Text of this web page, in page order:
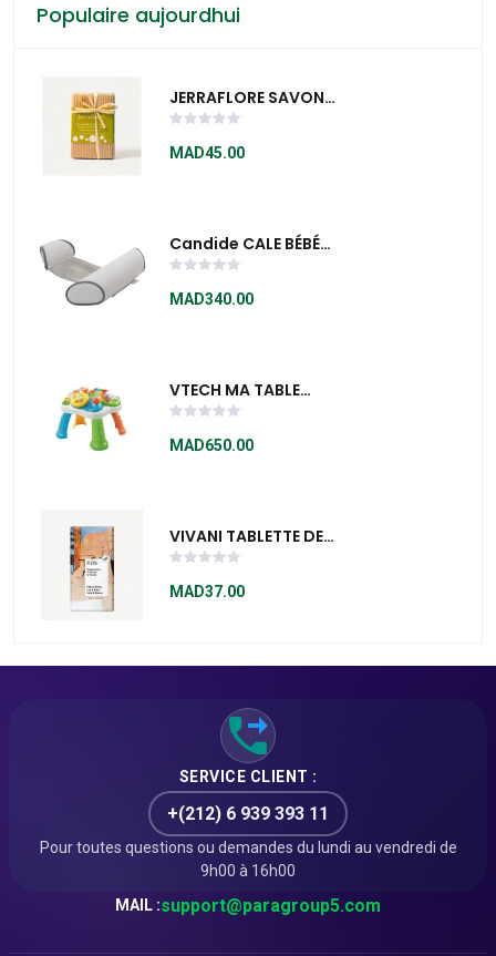
Populaire aujourdhui
JERRAFLORE SAVON
À L’HUILE D’OLIVE
100g
MAD45.00
Candide CALE BÉBÉ
ERGONOMIQUE AIR+
- 274860
MAD340.00
VTECH MA TABLE
D'ACTIVITE BILINGUE
BLEU - 181515
MAD650.00
VIVANI TABLETTE DE
CHOCOLAT
CAPPUCCINO 100 G
MAD37.00
SERVICE CLIENT :
+(212) 6 939 393 11
Pour toutes questions ou demandes du lundi au vendredi de
9h00 à 16h00
MAIL :support@paragroup5.com